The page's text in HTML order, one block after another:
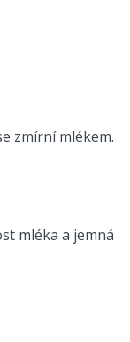
zmírní mlékem.
mléka a jemná